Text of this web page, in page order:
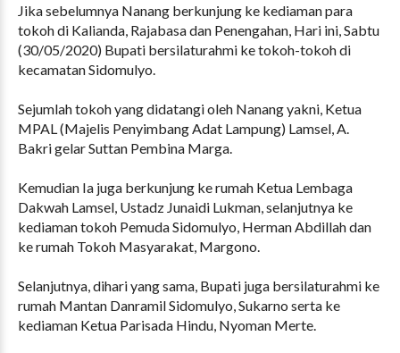
Jika sebelumnya Nanang berkunjung ke kediaman para
tokoh di Kalianda, Rajabasa dan Penengahan, Hari ini, Sabtu
(30/05/2020) Bupati bersilaturahmi ke tokoh-tokoh di
kecamatan Sidomulyo.
Sejumlah tokoh yang didatangi oleh Nanang yakni, Ketua
MPAL (Majelis Penyimbang Adat Lampung) Lamsel, A.
Bakri gelar Suttan Pembina Marga.
Kemudian Ia juga berkunjung ke rumah Ketua Lembaga
Dakwah Lamsel, Ustadz Junaidi Lukman, selanjutnya ke
kediaman tokoh Pemuda Sidomulyo, Herman Abdillah dan
ke rumah Tokoh Masyarakat, Margono.
Selanjutnya, dihari yang sama, Bupati juga bersilaturahmi ke
rumah Mantan Danramil Sidomulyo, Sukarno serta ke
kediaman Ketua Parisada Hindu, Nyoman Merte.